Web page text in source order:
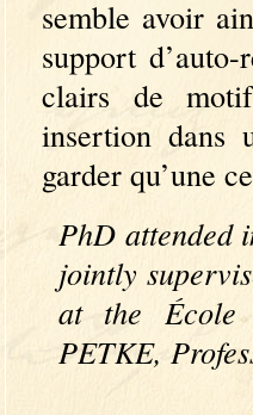
semble avoir
support
clairs de
insertion dans
garder qu’une
PhD attended
jointly
at the École
PETKE,